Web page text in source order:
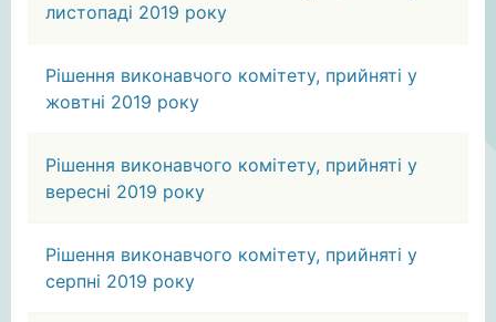
листопаді 2019 року
Рішення виконавчого комітету, прийняті у
жовтні 2019 року
Рішення виконавчого комітету, прийняті у
вересні 2019 року
Рішення виконавчого комітету, прийняті у
серпні 2019 року